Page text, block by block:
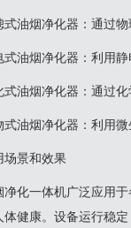
式油烟净化器‌：通过物
式油烟净化器‌：利用静
式油烟净化器‌：通过
式油烟净化器‌：利用
场景和效果
净化一体机广泛应用
体健康。设备运行稳